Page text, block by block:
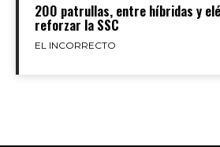
200 patrullas, entre híbridas y
reforzar la SSC
EL INCORRECTO